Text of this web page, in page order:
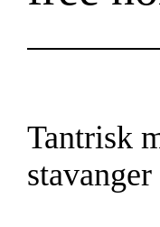
Tantrisk